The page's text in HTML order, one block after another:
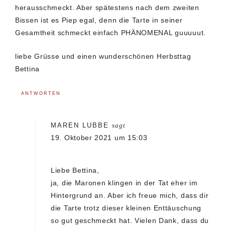
herausschmeckt. Aber spätestens nach dem zweiten
Bissen ist es Piep egal, denn die Tarte in seiner
Gesamtheit schmeckt einfach PHÄNOMENAL guuuuut.
liebe Grüsse und einen wunderschönen Herbsttag
Bettina
ANTWORTEN
MAREN LUBBE sagt
19. Oktober 2021 um 15:03
Liebe Bettina,
ja, die Maronen klingen in der Tat eher im
Hintergrund an. Aber ich freue mich, dass dir
die Tarte trotz dieser kleinen Enttäuschung
so gut geschmeckt hat. Vielen Dank, dass du